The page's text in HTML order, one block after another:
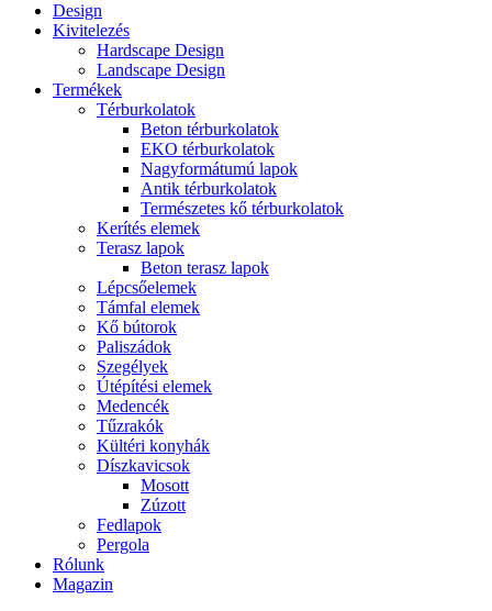
Design
Kivitelezés
Hardscape Design
Landscape Design
Termékek
Térburkolatok
Beton térburkolatok
EKO térburkolatok
Nagyformátumú lapok
Antik térburkolatok
Természetes kő térburkolatok
Kerítés elemek
Terasz lapok
Beton terasz lapok
Lépcsőelemek
Támfal elemek
Kő bútorok
Paliszádok
Szegélyek
Útépítési elemek
Medencék
Tűzrakók
Kültéri konyhák
Díszkavicsok
Mosott
Zúzott
Fedlapok
Pergola
Rólunk
Magazin